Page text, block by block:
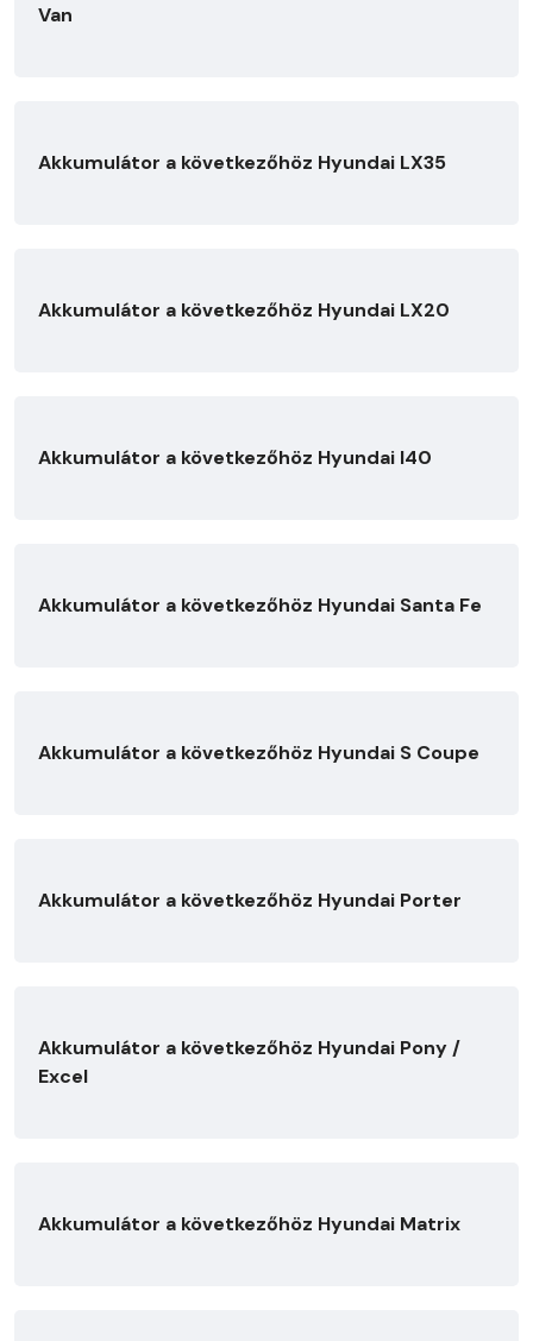
Van
Akkumulátor a következőhöz Hyundai LX35
Akkumulátor a következőhöz Hyundai LX20
Akkumulátor a következőhöz Hyundai I40
Akkumulátor a következőhöz Hyundai Santa Fe
Akkumulátor a következőhöz Hyundai S Coupe
Akkumulátor a következőhöz Hyundai Porter
Akkumulátor a következőhöz Hyundai Pony /
Excel
Akkumulátor a következőhöz Hyundai Matrix